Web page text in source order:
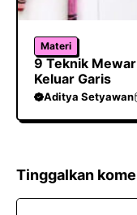
Materi
9 Teknik
Keluar Garis
Aditya Setyawan
Tinggalkan
Komentar